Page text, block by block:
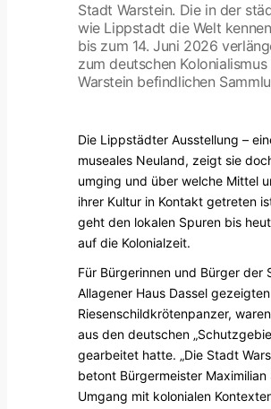
Stadt Warstein. Die in der
wie Lippstadt die Welt
bis zum 14. Juni 2026
zum deutschen
Warstein befindlichen
Die Lippstädter Ausstellung –
museales Neuland, zeigt sie
umging und über welche Mittel
ihrer Kultur in Kontakt getreten
geht den lokalen Spuren bis
auf die Kolonialzeit.
Für Bürgerinnen und Bürger der
Allagener Haus Dassel
Riesenschildkrötenpanzer,
aus den deutschen
gearbeitet hatte. „Die Stadt
betont Bürgermeister
Umgang mit kolonialen